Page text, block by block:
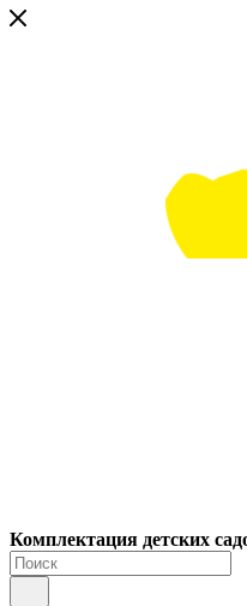
Комплектация детских